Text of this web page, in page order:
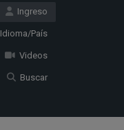
Ingreso
Idioma/País
Videos
Buscar